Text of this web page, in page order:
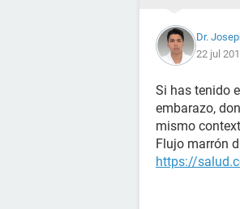
Dr.
22 jul
Si has tenido
embarazo,
mismo
Flujo marrón
https://